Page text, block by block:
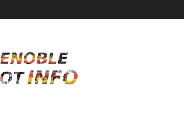
Foot
Info